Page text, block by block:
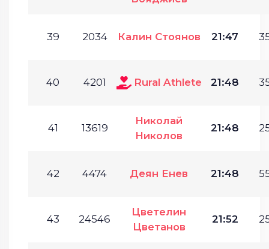
39 2034 Калин Стоянов 21:47
40 4201 Rural Athlete 21:48
41 13619
Николай
Николов
21:48
42 4474 Деян Енев 21:48
43 24546
Цветелин
Цветанов
21:52